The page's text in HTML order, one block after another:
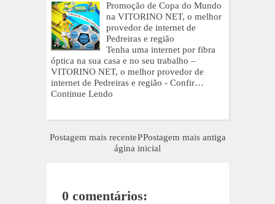
Promoção de Copa do Mundo
na VITORINO NET, o melhor
provedor de internet de
Pedreiras e região
Tenha uma internet por fibra
óptica na sua casa e no seu trabalho –
VITORINO NET, o melhor provedor de
internet de Pedreiras e região - Confir…
Continue Lendo
Postagem mais recente Postagem mais antiga
P
ágina inicial
0 comentários: